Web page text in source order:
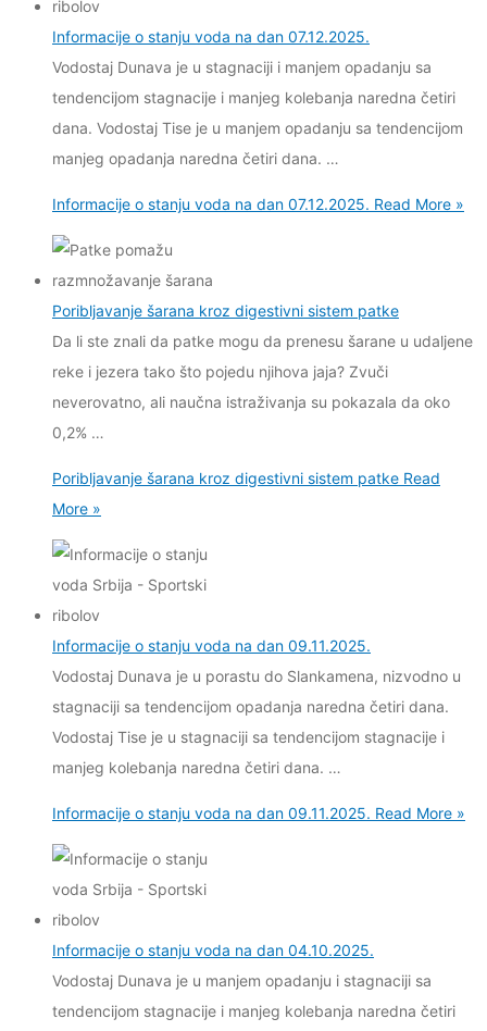
Informacije o stanju voda na dan 07.12.2025.
Vodostaj Dunava je u stagnaciji i manjem opadanju sa
tendencijom stagnacije i manjeg kolebanja naredna četiri
dana. Vodostaj Tise je u manjem opadanju sa tendencijom
manjeg opadanja naredna četiri dana. …
Informacije o stanju voda na dan 07.12.2025. Read More »
Poribljavanje šarana kroz digestivni sistem patke
Da li ste znali da patke mogu da prenesu šarane u udaljene
reke i jezera tako što pojedu njihova jaja? Zvuči
neverovatno, ali naučna istraživanja su pokazala da oko
0,2% …
Poribljavanje šarana kroz digestivni sistem patke Read
More »
Informacije o stanju voda na dan 09.11.2025.
Vodostaj Dunava je u porastu do Slankamena, nizvodno u
stagnaciji sa tendencijom opadanja naredna četiri dana.
Vodostaj Tise je u stagnaciji sa tendencijom stagnacije i
manjeg kolebanja naredna četiri dana. …
Informacije o stanju voda na dan 09.11.2025. Read More »
Informacije o stanju voda na dan 04.10.2025.
Vodostaj Dunava je u manjem opadanju i stagnaciji sa
tendencijom stagnacije i manjeg kolebanja naredna četiri